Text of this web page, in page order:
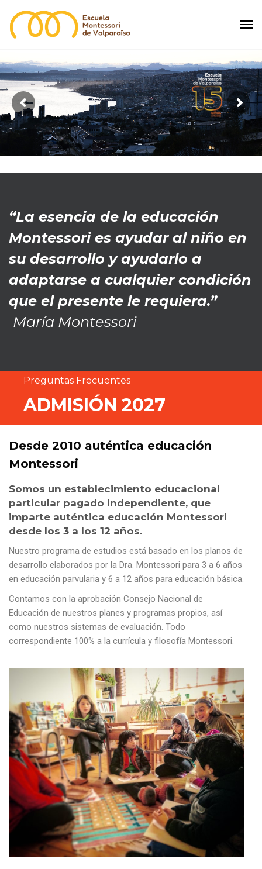
CASA DE NIÑXS
3 - 6 años
+ INFORMACIÓN
“La esencia de la educación
Montessori es ayudar al niño en
su desarrollo y ayudarlo a
adaptarse a cualquier condición
que el presente le requiera.”
María Montessori
Preguntas Frecuentes
ADMISIÓN 2027
Desde 2010 auténtica educación
Montessori
Somos un establecimiento educacional
particular pagado independiente, que
imparte auténtica educación Montessori
desde los 3 a los 12 años.
Nuestro programa de estudios está basado en los planos de
desarrollo elaborados por la Dra. Montessori para 3 a 6 años
en educación parvularia y 6 a 12 años para educación básica.
Contamos con la aprobación Consejo Nacional de
Educación de nuestros planes y programas propios, así
como nuestros sistemas de evaluación. Todo
correspondiente 100% a la currícula y filosofía Montessori.